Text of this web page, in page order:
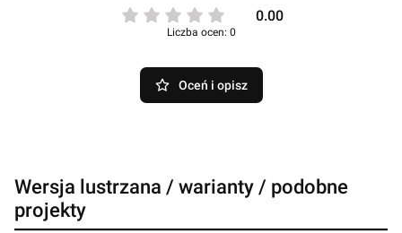
0.00
Liczba ocen: 0
Oceń i opisz
Wersja lustrzana / warianty / podobne
projekty